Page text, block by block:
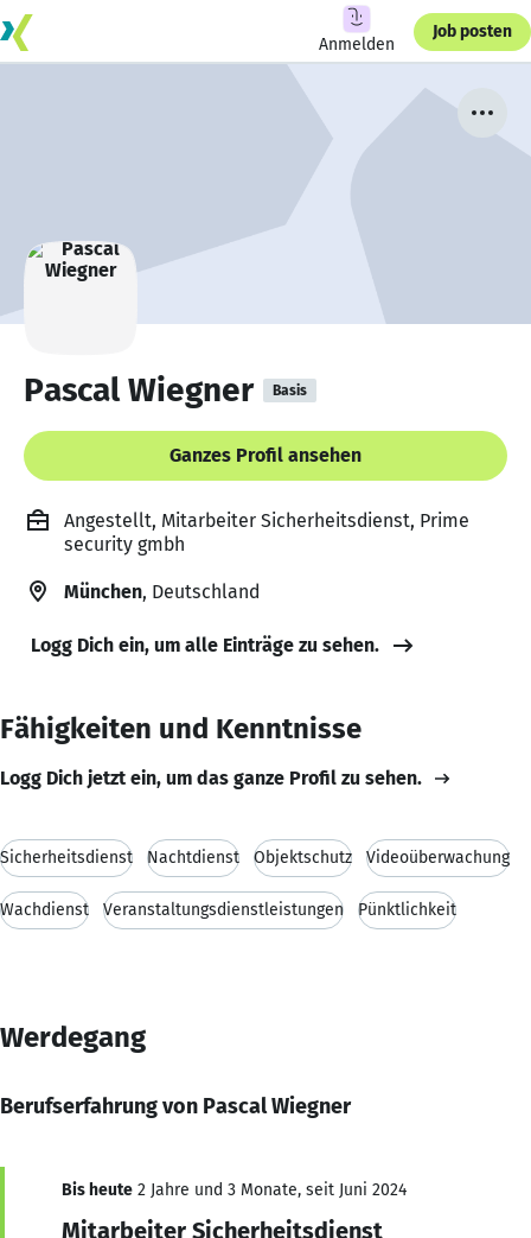
Anmelden
Job posten
Pascal Wiegner Basis
Ganzes Profil ansehen
Angestellt, Mitarbeiter Sicherheitsdienst, Prime
security gmbh
München, Deutschland
Logg Dich ein, um alle Einträge zu sehen.
Fähigkeiten und Kenntnisse
Logg Dich jetzt ein, um das ganze Profil zu sehen.
Sicherheitsdienst Nachtdienst Objektschutz Videoüberwachung
Wachdienst Veranstaltungsdienstleistungen Pünktlichkeit
Werdegang
Berufserfahrung von Pascal Wiegner
Bis heute 2 Jahre und 3 Monate, seit Juni 2024
Mitarbeiter Sicherheitsdienst